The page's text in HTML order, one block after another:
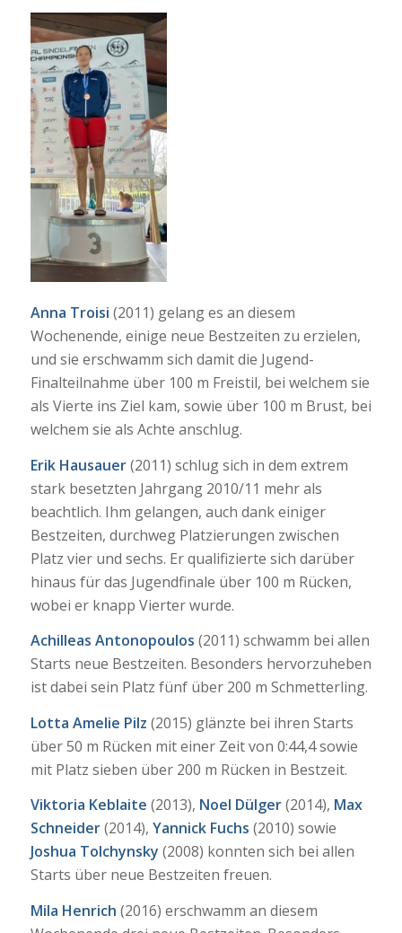
Anna Troisi (2011) gelang es an diesem
Wochenende, einige neue Bestzeiten zu erzielen,
und sie erschwamm sich damit die Jugend-
Finalteilnahme über 100 m Freistil, bei welchem sie
als Vierte ins Ziel kam, sowie über 100 m Brust, bei
welchem sie als Achte anschlug.
Erik Hausauer(2011) schlug sich in dem extrem
stark besetzten Jahrgang 2010/11 mehr als
beachtlich. Ihm gelangen, auch dank einiger
Bestzeiten, durchweg Platzierungen zwischen
Platz vier und sechs. Er qualifizierte sich darüber
hinaus für das Jugendfinale über 100 m Rücken,
wobei er knapp Vierter wurde.
Achilleas Antonopoulos (2011) schwamm bei allen
Starts neue Bestzeiten. Besonders hervorzuheben
ist dabei sein Platz fünf über 200 m Schmetterling.
Lotta Amelie Pilz (2015) glänzte bei ihren Starts
über 50 m Rücken mit einer Zeit von 0:44,4 sowie
mit Platz sieben über 200 m Rücken in Bestzeit.
Viktoria Keblaite (2013), Noel Dülger(2014), Max
Schneider(2014), Yannick Fuchs (2010) sowie
Joshua Tolchynsky (2008) konnten sich bei allen
Starts über neue Bestzeiten freuen.
Mila Henrich (2016) erschwamm an diesem